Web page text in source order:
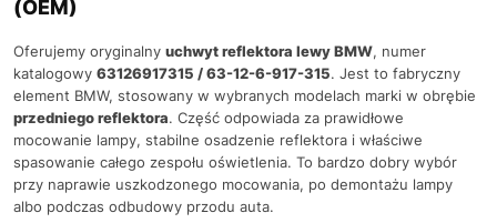
(OEM)
Oferujemy oryginalny uchwyt reflektora lewy BMW, numer
katalogowy 63126917315 / 63-12-6-917-315. Jest to fabryczny
element BMW, stosowany w wybranych modelach marki w obrębie
przedniego reflektora. Część odpowiada za prawidłowe
mocowanie lampy, stabilne osadzenie reflektora i właściwe
spasowanie całego zespołu oświetlenia. To bardzo dobry wybór
przy naprawie uszkodzonego mocowania, po demontażu lampy
albo podczas odbudowy przodu auta.